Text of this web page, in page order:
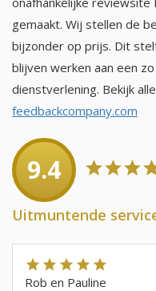
gemaakt. Wij stellen de
bijzonder op prijs. Dit
blijven werken aan een
dienstverlening. Bekijk
feedbackcompany.com
9.4
Uitmuntende
Rob en Pauline